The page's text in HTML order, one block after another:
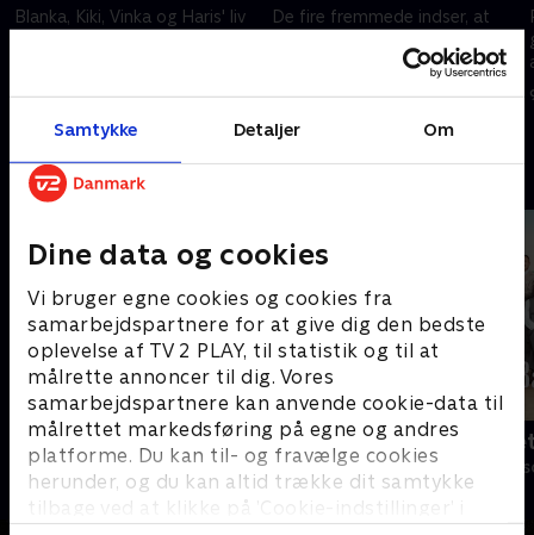
Samtykke Detaljer Om
Dine data og cookies
Vi bruger egne cookies og cookies fra
samarbejdspartnere for at give dig den bedste
oplevelse af TV 2 PLAY, til statistik og til at
målrette annoncer til dig. Vores
samarbejdspartnere kan anvende cookie-data til
målrettet markedsføring på egne og andres
platforme. Du kan til- og fravælge cookies
herunder, og du kan altid trække dit samtykke
tilbage ved at klikke på ’Cookie-indstillinger’ i
Blanka, Kiki, Vinka og Haris' liv
2. juni 2023 • 46 min
De fire fremmede indser, at
Danilo stiller for mange
Andre så også
Klovn
Komedie • 11 sæsoner Drama • 10